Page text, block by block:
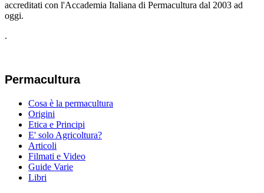
accreditati con l'Accademia Italiana di Permacultura dal 2003 ad
oggi.
.
Permacultura
Cosa è la permacultura
Origini
Etica e Principi
E' solo Agricoltura?
Articoli
Filmati e Video
Guide Varie
Libri